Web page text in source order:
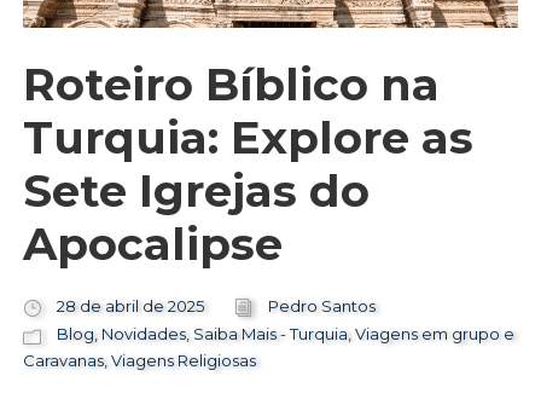
Roteiro Bíblico na
Turquia: Explore as
Sete Igrejas do
Apocalipse
28 de abril de 2025
Pedro Santos
Blog, Novidades, Saiba Mais - Turquia, Viagens em grupo e
Caravanas, Viagens Religiosas